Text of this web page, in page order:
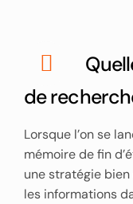
de
Lorsque l’on se
mémoire de fin
une stratégie
les informations